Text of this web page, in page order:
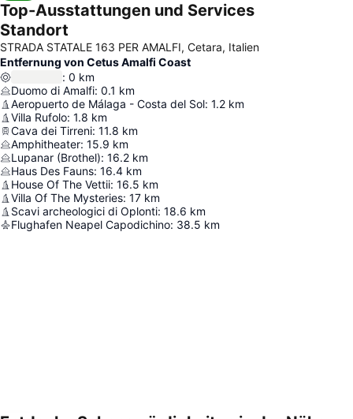
Top-Ausstattungen und Services
Standort
STRADA STATALE 163 PER AMALFI, Cetara, Italien
Entfernung von Cetus Amalfi Coast
: 0 km
Duomo di Amalfi: 0.1 km
Aeropuerto de Málaga - Costa del Sol: 1.2 km
Villa Rufolo: 1.8 km
Cava dei Tirreni: 11.8 km
Amphitheater: 15.9 km
Lupanar (Brothel): 16.2 km
Haus Des Fauns: 16.4 km
House Of The Vettii: 16.5 km
Villa Of The Mysteries: 17 km
Scavi archeologici di Oplonti: 18.6 km
Flughafen Neapel Capodichino: 38.5 km